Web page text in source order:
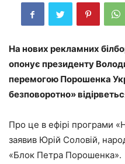
На нових рекламних
опонує президенту
перемогою Порошенка
безповоротно»
Про це в ефірі програми
заявив Юрій Соловій,
«Блок Петра Порошенка».